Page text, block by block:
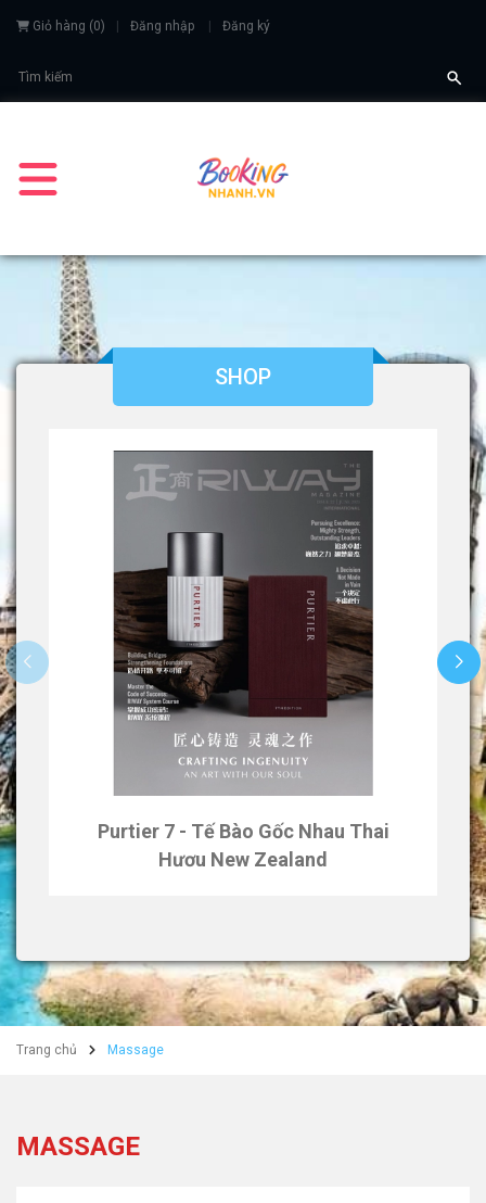
Giỏ hàng (0) Đăng nhập Đăng ký
SHOP
Purtier 7 - Tế Bào Gốc Nhau Thai
Hươu New Zealand
Trang chủ Massage
MASSAGE